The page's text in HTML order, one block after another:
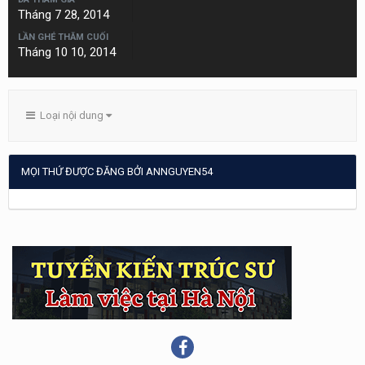
Tháng 7 28, 2014
LẦN GHÉ THĂM CUỐI
Tháng 10 10, 2014
Loại nội dung
MỌI THỨ ĐƯỢC ĐĂNG BỞI ANNGUYEN54